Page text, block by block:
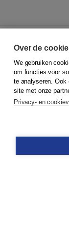
© 2026Koninklijke
Klantenservice
Service &
Contact
Over de
We gebruiken
om functies voor
te analyseren. Ook
site met onze
Privacy- en